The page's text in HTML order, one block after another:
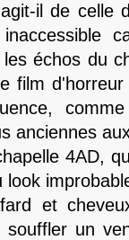
il de celle
échos du
film
anciennes
4AD,
et
souffler un